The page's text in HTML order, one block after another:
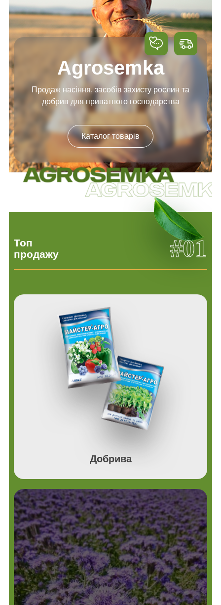
Agrosemka
Продаж насіння, засобів захисту рослин та
добрив для приватного господарства
Каталог товарів
Топ
продажу
#01
Добрива